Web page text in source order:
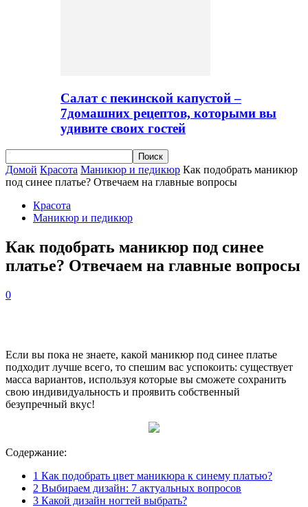
Салат с пекинской капустой –
7домашних рецептов, которыми вы
удивите своих гостей
Домой Красота Маникюр и педикюр Как подобрать маникюр
под синее платье? Отвечаем на главные вопросы
Красота
Маникюр и педикюр
Как подобрать маникюр под синее
платье? Отвечаем на главные вопросы
0
Если вы пока не знаете, какой маникюр под синее платье
подходит лучше всего, то спешим вас успокоить: существует
масса вариантов, используя которые вы сможете сохранить
свою индивидуальность и проявить собственный
безупречный вкус!
Содержание:
1 Как подобрать цвет маникюра к синему платью?
2 Выбираем дизайн: 7 актуальных вопросов
3 Какой дизайн ногтей выбрать?